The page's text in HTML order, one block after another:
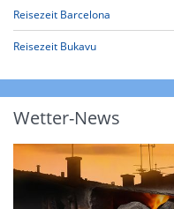
Reisezeit Barcelona
Reisezeit Bukavu
Wetter-News